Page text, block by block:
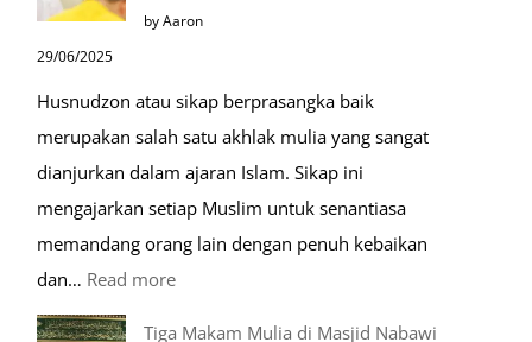
by Aaron
29/06/2025
Husnudzon atau sikap berprasangka baik
merupakan salah satu akhlak mulia yang sangat
dianjurkan dalam ajaran Islam. Sikap ini
mengajarkan setiap Muslim untuk senantiasa
memandang orang lain dengan penuh kebaikan
dan… Read more:
Tiga Makam Mulia di Masjid Nabawi